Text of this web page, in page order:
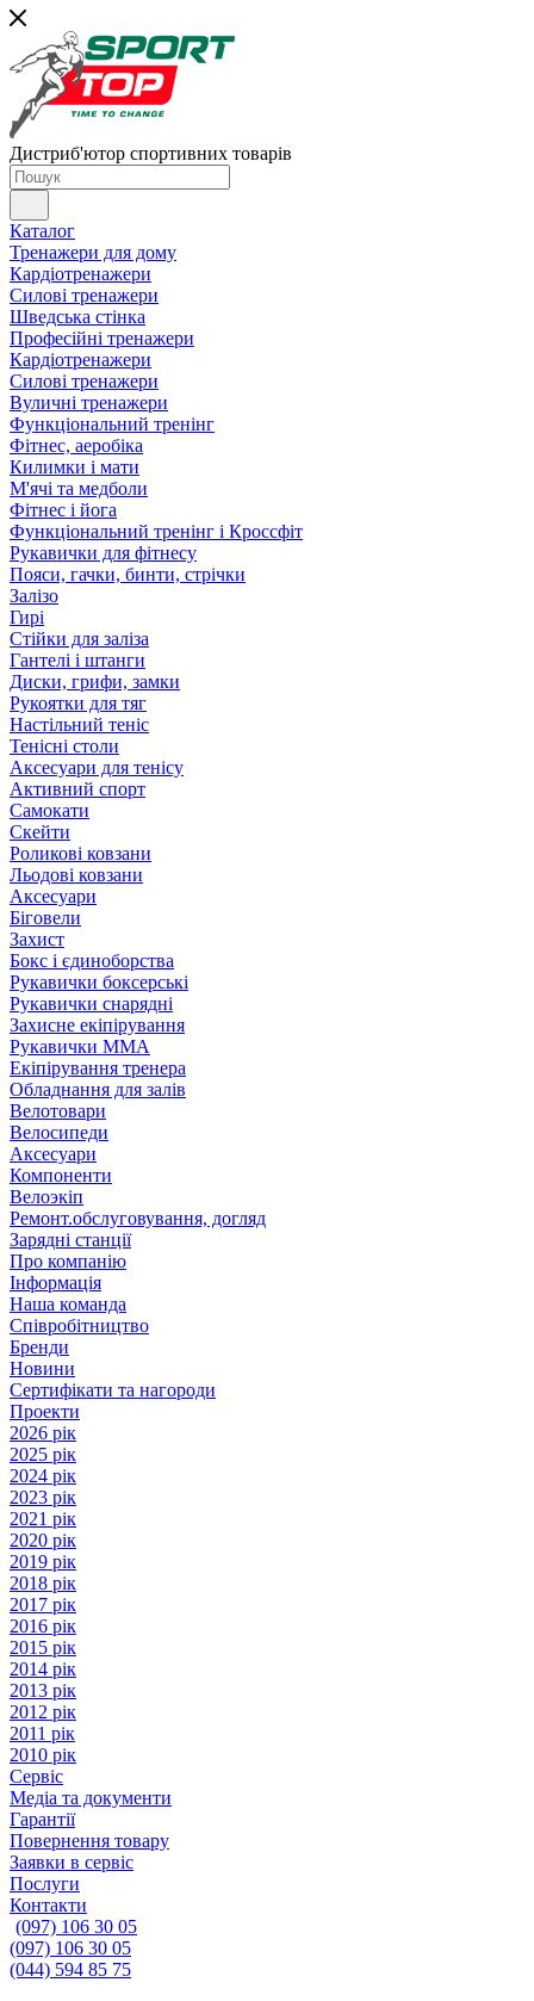
Дистриб'ютор спортивних товарів
Каталог
Тренажери для дому
Кардіотренажери
Силові тренажери
Шведська стінка
Професійні тренажери
Кардіотренажери
Силові тренажери
Вуличні тренажери
Функціональний тренінг
Фітнес, аеробіка
Килимки і мати
М'ячі та медболи
Фітнес і йога
Функціональний тренінг і Кроссфіт
Рукавички для фітнесу
Пояси, гачки, бинти, стрічки
Залізо
Гирі
Стійки для заліза
Гантелі і штанги
Диски, грифи, замки
Рукоятки для тяг
Настільний теніс
Тенісні столи
Аксесуари для тенісу
Активний спорт
Самокати
Скейти
Роликові ковзани
Льодові ковзани
Аксесуари
Біговели
Захист
Бокс і єдиноборства
Рукавички боксерські
Рукавички снарядні
Захисне екіпірування
Рукавички ММА
Екіпірування тренера
Обладнання для залів
Велотовари
Велосипеди
Аксесуари
Компоненти
Велоэкіп
Ремонт.обслуговування, догляд
Зарядні станції
Про компанію
Інформація
Наша команда
Співробітництво
Бренди
Новини
Сертифікати та нагороди
Проекти
2026 рік
2025 рік
2024 рік
2023 рік
2021 рік
2020 рік
2019 рік
2018 рік
2017 рік
2016 рік
2015 рік
2014 рік
2013 рік
2012 рік
2011 рік
2010 рік
Сервіс
Медіа та документи
Гарантії
Повернення товару
Заявки в сервіс
Послуги
Контакти
(097) 106 30 05
(097) 106 30 05
(044) 594 85 75